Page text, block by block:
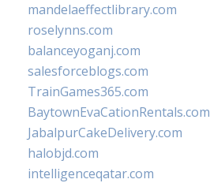
mandelaeffectlibrary.com
roselynns.com
balanceyoganj.com
salesforceblogs.com
TrainGames365.com
BaytownEvaCationRentals.com
JabalpurCakeDelivery.com
halobjd.com
intelligenceqatar.com